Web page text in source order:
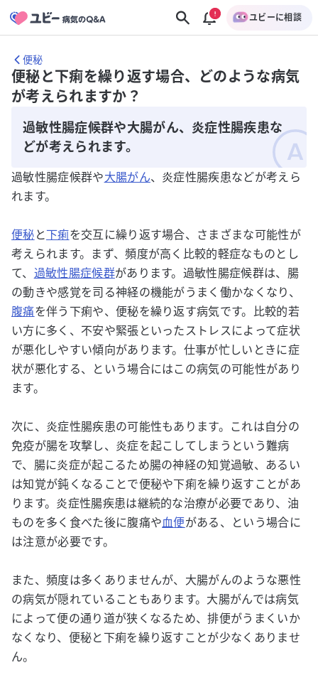
ユビーに相談
便秘
便秘と下痢を繰り返す場合、どのような病気
が考えられますか？
過敏性腸症候群や大腸がん、炎症性腸疾患な
どが考えられます。
過敏性腸症候群や大腸がん、炎症性腸疾患などが考えら
れます。
便秘 と下痢を交互に繰り返す場合、さまざまな可能性が
考えられます。まず、頻度が高く比較的軽症なものとし
て、 過敏性腸症候群があります。過敏性腸症候群は、腸
の動きや感覚を司る神経の機能がうまく働かなくなり、
腹痛を伴う下痢や、便秘を繰り返す病気です。比較的若
い方に多く、不安や緊張といったストレスによって症状
が悪化しやすい傾向があります。仕事が忙しいときに症
状が悪化する、という場合にはこの病気の可能性があり
ます。
次に、炎症性腸疾患の可能性もあります。これは自分の
免疫が腸を攻撃し、炎症を起こしてしまうという難病
で、腸に炎症が起こるため腸の神経の知覚過敏、あるい
は知覚が鈍くなることで便秘や下痢を繰り返すことがあ
ります。炎症性腸疾患は継続的な治療が必要であり、油
ものを多く食べた後に腹痛や血便がある、という場合に
は注意が必要です。
また、頻度は多くありませんが、大腸がんのような悪性
の病気が隠れていることもあります。大腸がんでは病気
によって便の通り道が狭くなるため、排便がうまくいか
なくなり、便秘と下痢を繰り返すことが少なくありませ
ん。